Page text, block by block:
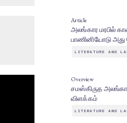
Article
அலங்கார மரபில்
பாணினியோடு
LITERATURE AND
Overview
சமஸ்கிருத
விளக்கம்
LITERATURE AND